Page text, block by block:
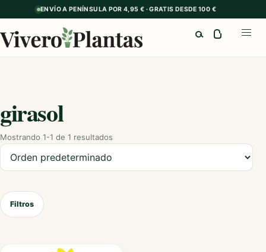
ENVÍO A PENÍNSULA POR 4,95 € · GRATIS DESDE 100 €
girasol
Mostrando 1-1 de 1 resultados
Ordenar productos
Filtros